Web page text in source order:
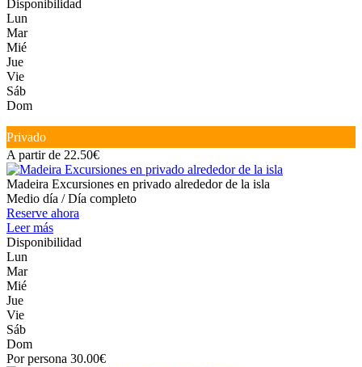
Disponibilidad
Lun
Mar
Mié
Jue
Vie
Sáb
Dom
Privado
A partir de 22.50€
Madeira Excursiones en privado alrededor de la isla
Medio día / Día completo
Reserve ahora
Leer más
Disponibilidad
Lun
Mar
Mié
Jue
Vie
Sáb
Dom
Por persona 30.00€